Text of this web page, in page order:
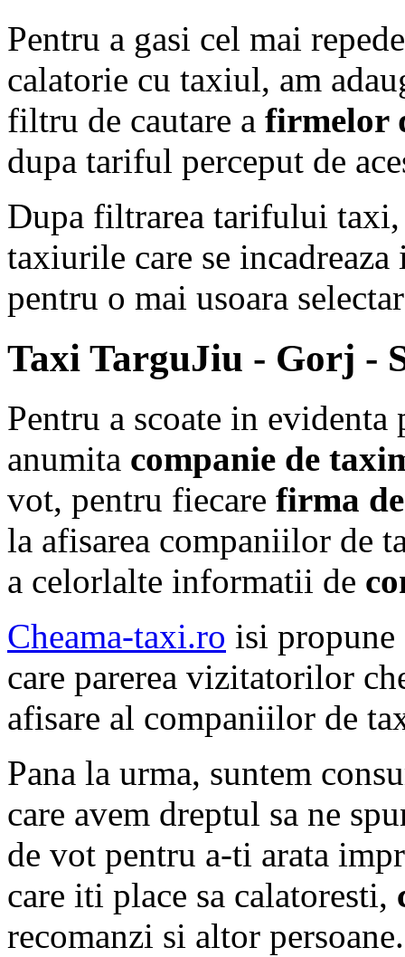
Pentru a gasi cel mai
calatorie cu taxiul, am
filtru de cautare a firmelor
dupa tariful perceput de
Dupa filtrarea tarifului
taxiurile care se
pentru o mai usoara
Taxi TarguJiu - Gorj -
Pentru a scoate in evidenta
anumita companie de
vot, pentru fiecare firma
la afisarea companiilor de
a celorlalte informatii de
Cheama-taxi.ro isi propune
care parerea vizitatorilor
afisare al companiilor de
Pana la urma, suntem
care avem dreptul sa ne
de vot pentru a-ti arata
care iti place sa calatoresti,
recomanzi si altor persoane.